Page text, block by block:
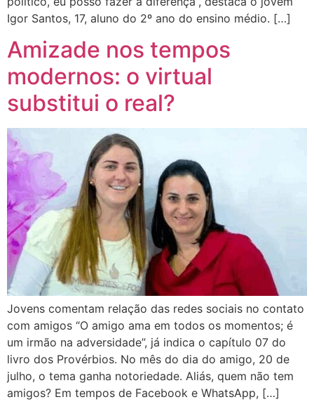
Igor Santos, 17, aluno do 2º ano do ensino médio. […]
Amizade nos tempos
modernos: o virtual
substitui o real?
Jovens comentam relação das redes sociais no contato
com amigos “O amigo ama em todos os momentos; é
um irmão na adversidade”, já indica o capítulo 07 do
livro dos Provérbios. No mês do dia do amigo, 20 de
julho, o tema ganha notoriedade. Aliás, quem não tem
amigos? Em tempos de Facebook e WhatsApp, […]